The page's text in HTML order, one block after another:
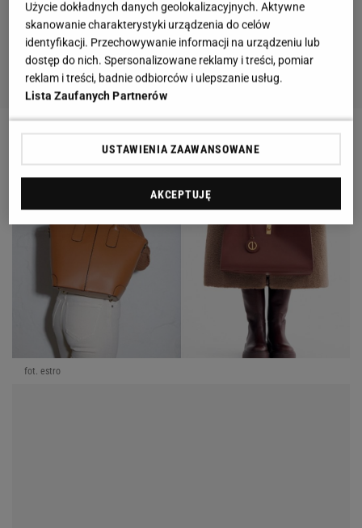
fot. estro
Użycie dokładnych danych geolokalizacyjnych. Aktywne
skanowanie charakterystyki urządzenia do celów
identyfikacji. Przechowywanie informacji na urządzeniu lub
dostęp do nich. Spersonalizowane reklamy i treści, pomiar
reklam i treści, badnie odbiorców i ulepszanie usług.
Lista Zaufanych Partnerów
USTAWIENIA ZAAWANSOWANE
AKCEPTUJĘ